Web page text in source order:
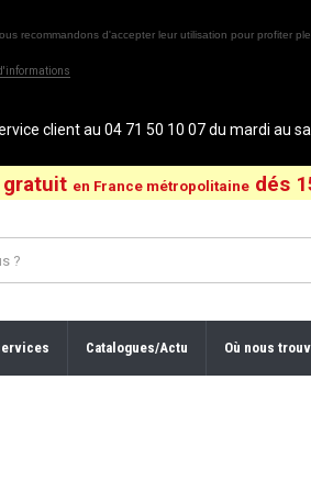
recommandons d'accepter leur utilisation pour profiter
client au 04 71 50 10 07 du mardi
gratuit en France métropolitaine dés
Catalogues/Actu Où nous